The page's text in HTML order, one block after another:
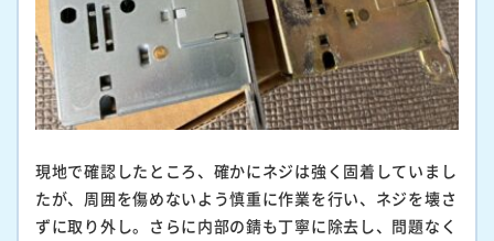
現地で確認したところ、確かにネジは強く固着していまし
たが、周囲を傷めないよう慎重に作業を行い、ネジを壊さ
ずに取り外し。さらに内部の錆も丁寧に除去し、問題なく